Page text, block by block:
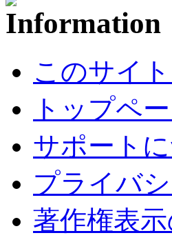
このサイ
トップペ
サポート
プライバ
著作権表